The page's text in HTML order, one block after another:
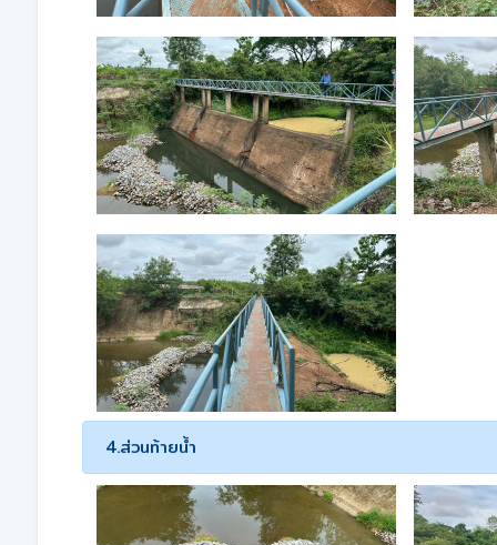
4.ส่วนท้ายน้ำ